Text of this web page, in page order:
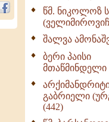
წმ. ნიკოლოზ
შალვა
ბერი პაისი
მთაწმინდელი
გაბრიელი
(442)